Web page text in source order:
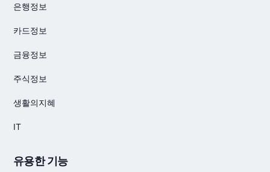
은행정보
카드정보
금융정보
주식정보
생활의지혜
IT
유용한 기능